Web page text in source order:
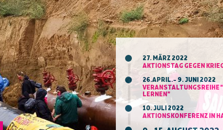
27. MÄRZ 2022
AKTIONSTAG GEGEN
26.APRIL.– 9. JUNI 2022
VERANSTALTUNGSREIHE
LERNEN"
10. JULI 2022
AKTIONSKONFERENZ IN